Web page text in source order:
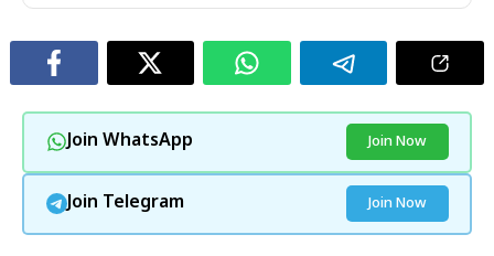
Join WhatsApp Join Now
Join Telegram Join Now